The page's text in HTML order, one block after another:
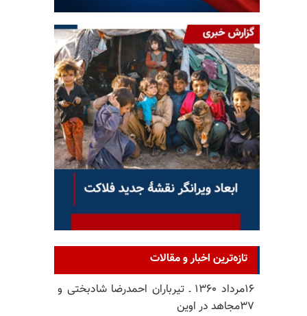
تازه‌ترین اخبار و مقالات
۱۶مرداد ۱۳۶۰ ـ تیرباران احمدرضا شادبختی و
۳۷مجاهد در اوین